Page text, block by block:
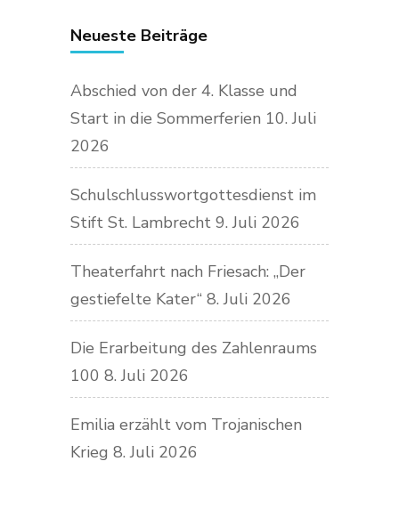
Neueste Beiträge
Abschied von der 4. Klasse und
Start in die Sommerferien 10. Juli
2026
Schulschlusswortgottesdienst im
Stift St. Lambrecht 9. Juli 2026
Theaterfahrt nach Friesach: „Der
gestiefelte Kater“ 8. Juli 2026
Die Erarbeitung des Zahlenraums
100 8. Juli 2026
Emilia erzählt vom Trojanischen
Krieg 8. Juli 2026